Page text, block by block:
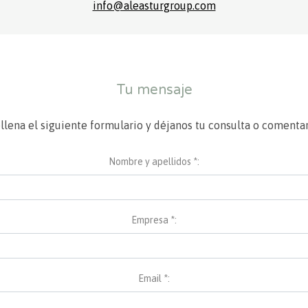
info@aleasturgroup.com
Tu mensaje
el siguiente formulario y déjanos tu consulta o
Nombre y apellidos *:
Empresa *:
Email *: